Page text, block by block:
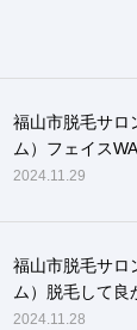
福山市脱毛サロ
ム）フェイス
2024.11.29
福山市脱毛サロ
ム）脱毛して良
2024.11.28